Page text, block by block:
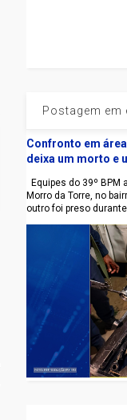
Postagem em
Confronto em
deixa um morto e
Equipes do 39º
Morro da Torre, no
outro foi preso